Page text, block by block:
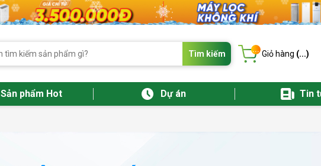
Tìm kiếm ... Giỏ hàng (...)
Sản phẩm Hot Dự án Tin